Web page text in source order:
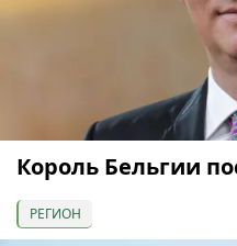
Король Бельгии
РЕГИОН